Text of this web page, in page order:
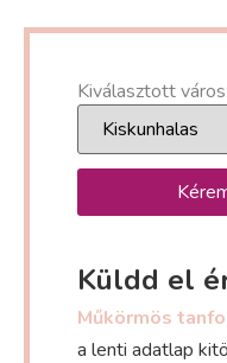
Kiválasztott város:
Küldd el
Műkörmös
a lenti adatlap